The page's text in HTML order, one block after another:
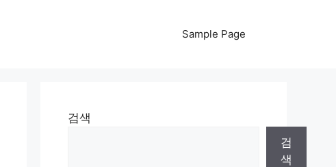
Sample Page
검색
검
색